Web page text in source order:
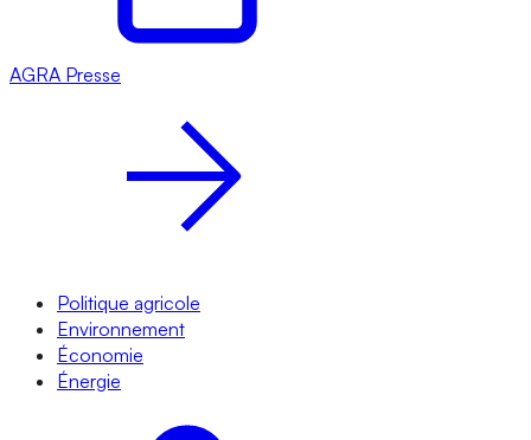
AGRA Presse
Politique agricole
Environnement
Économie
Énergie